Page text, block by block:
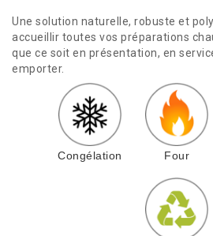
Une solution naturelle, robuste et
accueillir toutes vos préparations
que ce soit en présentation, en
emporter.
Congélation Four